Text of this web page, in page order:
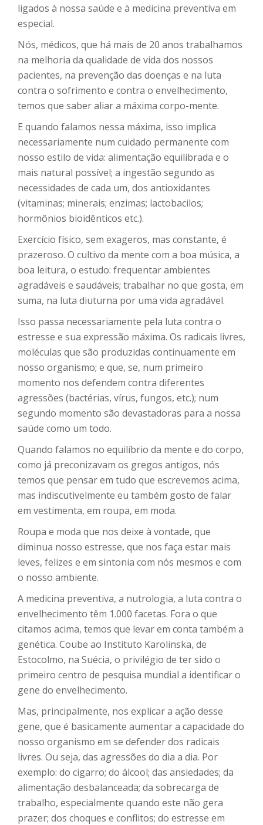
ligados à nossa saúde e à medicina preventiva em
especial.
Nós, médicos, que há mais de 20 anos trabalhamos
na melhoria da qualidade de vida dos nossos
pacientes, na prevenção das doenças e na luta
contra o sofrimento e contra o envelhecimento,
temos que saber aliar a máxima corpo-mente.
E quando falamos nessa máxima, isso implica
necessariamente num cuidado permanente com
nosso estilo de vida: alimentação equilibrada e o
mais natural possível; a ingestão segundo as
necessidades de cada um, dos antioxidantes
(vitaminas; minerais; enzimas; lactobacilos;
hormônios bioidênticos etc.).
Exercício físico, sem exageros, mas constante, é
prazeroso. O cultivo da mente com a boa música, a
boa leitura, o estudo: frequentar ambientes
agradáveis e saudáveis; trabalhar no que gosta, em
suma, na luta diuturna por uma vida agradável.
Isso passa necessariamente pela luta contra o
estresse e sua expressão máxima. Os radicais livres,
moléculas que são produzidas continuamente em
nosso organismo; e que, se, num primeiro
momento nos defendem contra diferentes
agressões (bactérias, vírus, fungos, etc.); num
segundo momento são devastadoras para a nossa
saúde como um todo.
Quando falamos no equilíbrio da mente e do corpo,
como já preconizavam os gregos antigos, nós
temos que pensar em tudo que escrevemos acima,
mas indiscutivelmente eu também gosto de falar
em vestimenta, em roupa, em moda.
Roupa e moda que nos deixe à vontade, que
diminua nosso estresse, que nos faça estar mais
leves, felizes e em sintonia com nós mesmos e com
o nosso ambiente.
A medicina preventiva, a nutrologia, a luta contra o
envelhecimento têm 1.000 facetas. Fora o que
citamos acima, temos que levar em conta também a
genética. Coube ao Instituto Karolinska, de
Estocolmo, na Suécia, o privilégio de ter sido o
primeiro centro de pesquisa mundial a identificar o
gene do envelhecimento.
Mas, principalmente, nos explicar a ação desse
gene, que é basicamente aumentar a capacidade do
nosso organismo em se defender dos radicais
livres. Ou seja, das agressões do dia a dia. Por
exemplo: do cigarro; do álcool; das ansiedades; da
alimentação desbalanceada; da sobrecarga de
trabalho, especialmente quando este não gera
prazer; dos choques e conflitos; do estresse em